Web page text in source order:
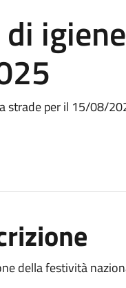
igiene
strade per il 15/08/
della festività